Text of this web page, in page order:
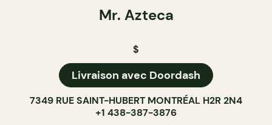
Mr. Azteca
$
Livraison avec Doordash
7349 RUE SAINT-HUBERT MONTRÉAL H2R 2N4
+1 438-387-3876